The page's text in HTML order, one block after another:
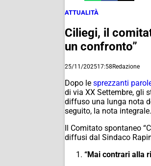
ATTUALITÀ
Ciliegi, il
un confronto”
25/11/202517:58Redazione
Dopo le sprezzanti
di via XX Settembre, gli
diffuso una lunga nota
seguito, la nota integrale.
Il Comitato spontaneo
diffusi dal Sindaco
“Mai contrari alla